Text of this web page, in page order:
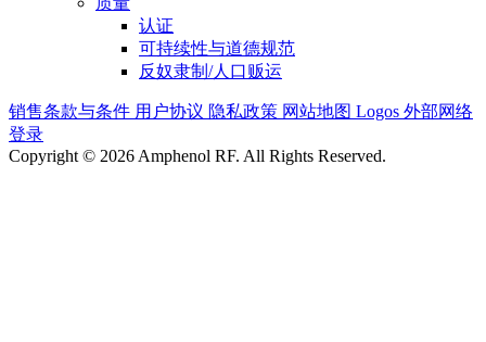
认证
可持续性与道德规范
反奴隶制/人口贩运
销售条款与条件 用户协议 隐私政策 网站地图 Logos 外部网络
登录
Copyright © 2026 Amphenol RF. All Rights Reserved.